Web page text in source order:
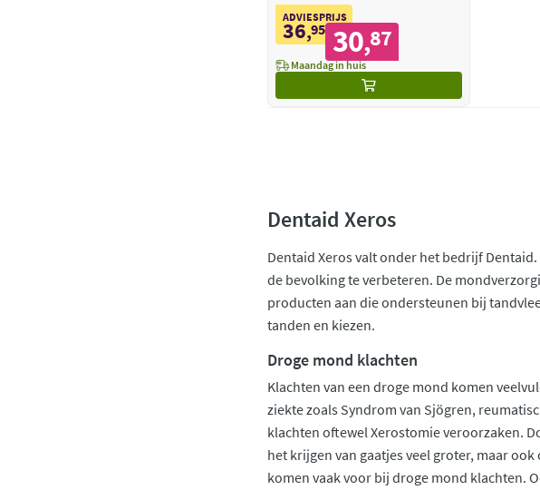
ADVIESPRIJS
36,95 30,87
Maandag in huis
Dentaid Xeros
Dentaid Xeros valt onder het bedrijf
de bevolking te verbeteren. De
producten aan die ondersteunen bij
tanden en kiezen.
Droge mond klachten
Klachten van een droge mond komen
ziekte zoals Syndrom van Sjögren,
klachten oftewel Xerostomie veroorzaken.
het krijgen van gaatjes veel groter, maar
komen vaak voor bij droge mond klachten.